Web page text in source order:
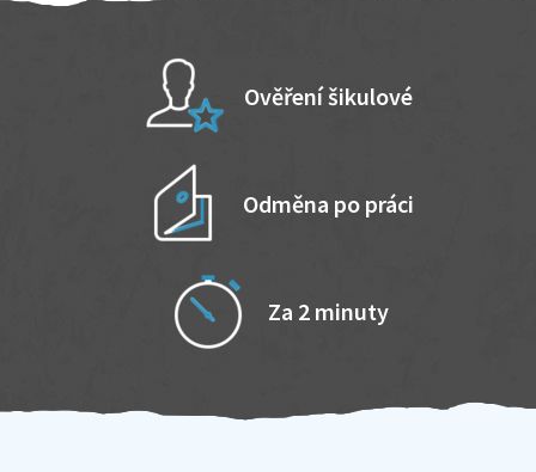
Ověření šikulové
Odměna po práci
Za 2 minuty